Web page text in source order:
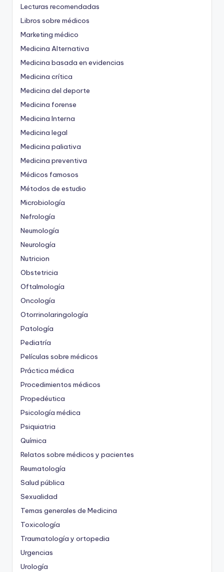
Lecturas recomendadas
Libros sobre médicos
Marketing médico
Medicina Alternativa
Medicina basada en evidencias
Medicina crítica
Medicina del deporte
Medicina forense
Medicina Interna
Medicina legal
Medicina paliativa
Medicina preventiva
Médicos famosos
Métodos de estudio
Microbiología
Nefrología
Neumología
Neurología
Nutricion
Obstetricia
Oftalmología
Oncología
Otorrinolaringología
Patología
Pediatría
Películas sobre médicos
Práctica médica
Procedimientos médicos
Propedéutica
Psicología médica
Psiquiatria
Química
Relatos sobre médicos y pacientes
Reumatología
Salud pública
Sexualidad
Temas generales de Medicina
Toxicología
Traumatología y ortopedia
Urgencias
Urología